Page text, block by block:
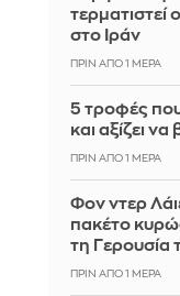
τερματιστεί
στο Ιράν
ΠΡΙΝ ΑΠΌ 1 ΜΈΡΑ
5 τροφές
και αξίζει
ΠΡΙΝ ΑΠΌ 1 ΜΈΡΑ
Φον ντερ
πακέτο
τη Γερουσία
ΠΡΙΝ ΑΠΌ 1 ΜΈΡΑ